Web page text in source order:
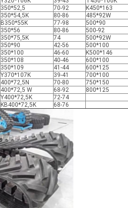
350*52,5 70-92
K450*163
350*54,5K 80-86
485*92W
B350*55K 77-98
500*90
350*56 80-86
500-92
350*75,5K 74
500*92W
350*90 42-56
500*100
350*100 46-60
K500*146
350*108 40-46
600*100
350*109 41-44
600*125
Y370*107K 39-41
700*100
400*72,5N 70-80
750*150
400*72,5 W 68-92
800*125
Y400*72,5K
72-74
KB400*72,5K 68-76